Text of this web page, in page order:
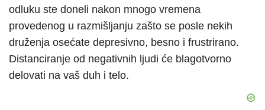
odluku ste doneli nakon mnogo vremena
provedenog u razmišljanju zašto se posle nekih
druženja osećate depresivno, besno i frustrirano.
Distanciranje od negativnih ljudi će blagotvorno
delovati na vaš duh i telo.